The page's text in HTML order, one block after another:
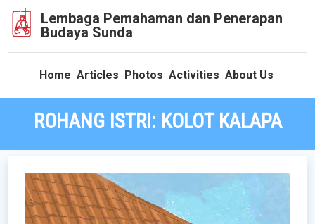
Lembaga Pemahaman dan Penerapan
Budaya Sunda
Home Articles Photos Activities About Us
ROHANG ISTRI: KOLOT KALAPA